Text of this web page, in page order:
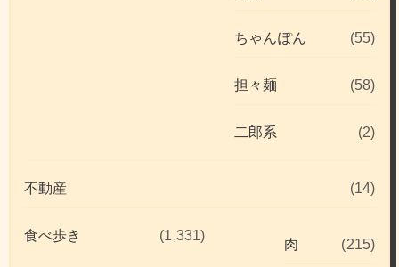
ちゃんぽん (55)
担々麺 (58)
二郎系 (2)
不動産 (14)
食べ歩き (1,331)
肉 (215)